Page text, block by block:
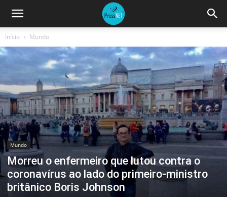
Início Mundo
Mundo
Morreu o enfermeiro que lutou contra o
coronavírus ao lado do primeiro-ministro
britânico Boris Johnson